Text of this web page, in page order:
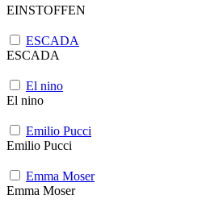
EINSTOFFEN
ESCADA
ESCADA
El nino
El nino
Emilio Pucci
Emilio Pucci
Emma Moser
Emma Moser